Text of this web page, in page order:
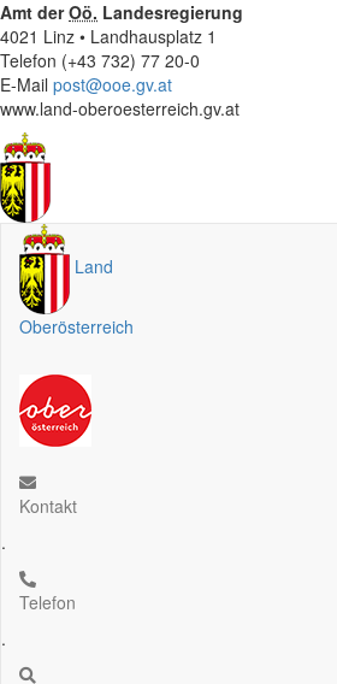
Amt derOö. Landesregierung
4021 Linz • Landhausplatz 1
Telefon (+43 732) 77 20-0
E-Mail post@ooe.gv.at
www.land-oberoesterreich.gv.at
Land
Oberösterreich
Kontakt
.
Telefon
.